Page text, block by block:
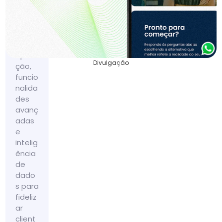
ção,
funcio
nalida
des
avanç
adas
e
intelig
ência
de
dado
s para
fideliz
ar
client
Divulgação